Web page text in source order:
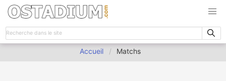
Accueil Matchs